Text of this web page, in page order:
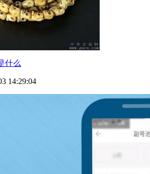
什么
14:29:04